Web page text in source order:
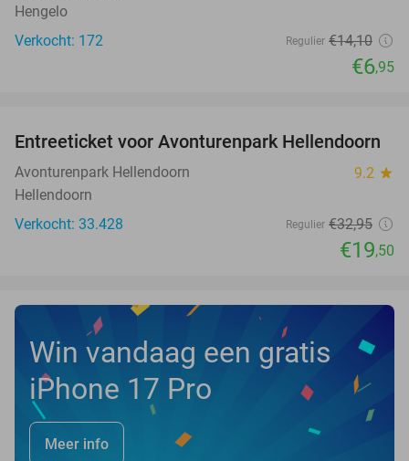
Hengelo
Verkocht: 172
Regulier €14,10
€6,95
41%
Entreeticket voor Avonturenpark Hellendoorn
Avonturenpark Hellendoorn 9.2 star
Hellendoorn
Verkocht: 33.428
Regulier €32,95
€19,50
Win vandaag een gratis
iPhone 17 Pro
Meer info